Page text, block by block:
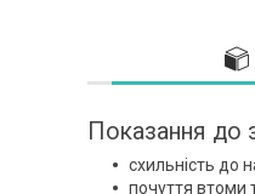
Показання до
схильність до
почуття втоми